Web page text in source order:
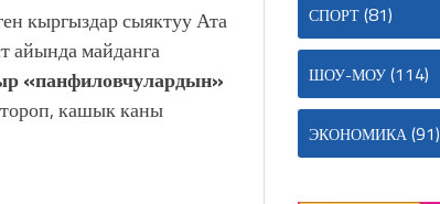
кыргыздар сыяктуу Ата
айында майданга
«панфиловчулардын»
кашык каны
СПОРТ(81)
ШОУ-МОУ(114)
ЭКОНОМИКА(91)